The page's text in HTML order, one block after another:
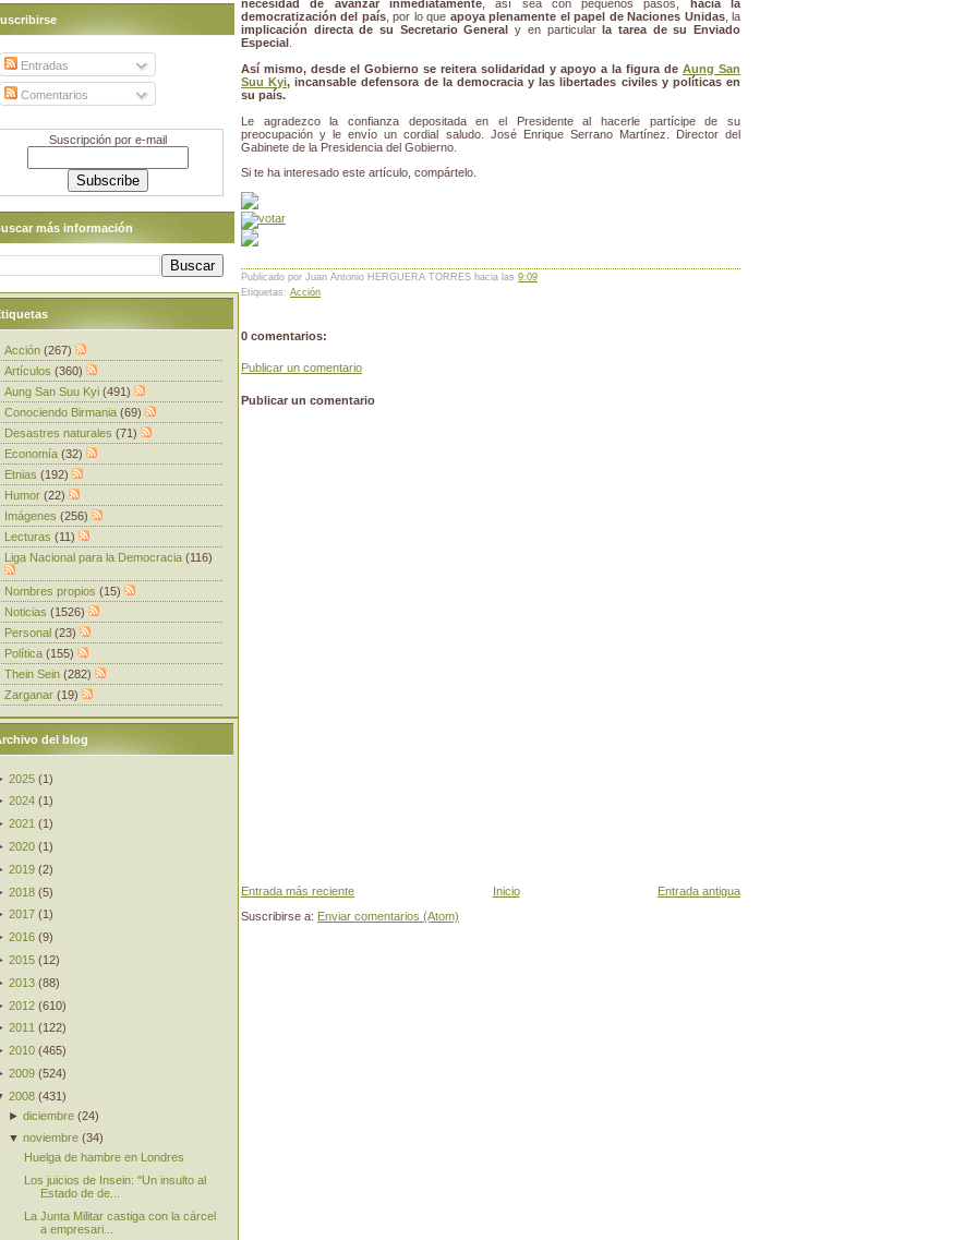
necesidad de avanzar inmediatamente, así sea con pequeños pasos,
hacia la
democratización del país, por lo que apoya plenamente el papel de Naciones Unidas, la
implicación directa de su Secretario General y en particularla tarea de su Enviado
Especial
Así mismo, desde el Gobierno se reitera solidaridad y apoyo a la figura de Aung San
Suu Kyi, incansable defensora de la democracia y las libertades civiles y políticas en
su país.
Le agradezco la confianza depositada en el Presidente al hacerle partícipe de su
preocupación y le envío un cordial saludo. José Enrique Serrano Martínez. Director del
Gabinete de la Presidencia del Gobierno.
Si te ha interesado este artículo, compártelo.
Publicado por Juan Antonio HERGUERA TORRES hacia las 9:09
Etiquetas: Acción
0 comentarios:
Publicar un comentario
Publicar un comentario
Entrada más reciente Entrada antigua
Inicio
Suscribirse a: Enviar comentarios (Atom)
Entradas
Comentarios
Suscripción por e-mail
más información
Acción (267)
Artículos (360)
Aung San Suu Kyi (491)
Conociendo Birmania (69)
Desastres naturales (71)
Economía (32)
Etnias (192)
Humor (22)
Imágenes (256)
Lecturas (11)
Liga Nacional para la Democracia (116)
Nombres propios (15)
Noticias (1526)
Personal (23)
Política (155)
Thein Sein (282)
Zarganar (19)
del blog
2025 (1)
2024 (1 )
2021 (1)
2020 (1)
2019 (2)
2018 (5)
2017 (1 )
2016 (9)
2015 (12)
2013 (88)
2012 (610)
2011 (122)
2010 (465)
2009 (524)
2008 (431)
►diciembre (24)
▼noviembre (34)
Huelga de hambre en Londres
Los juicios de Insein: "Un insulto al
Estado de de...
La Junta Militar castiga con la cárcel
a empresari...